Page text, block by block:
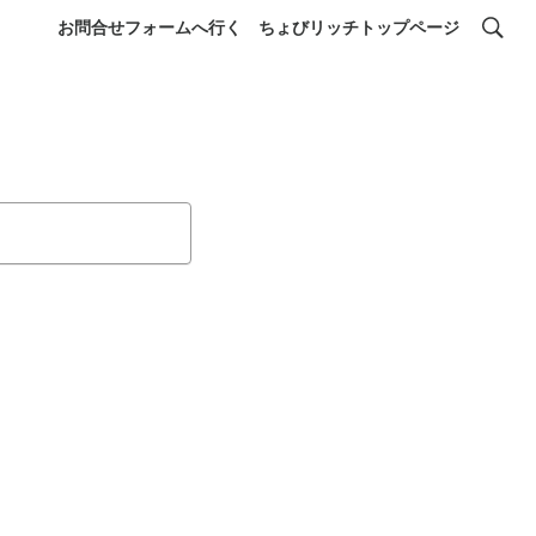
お問合せフォームへ行く ちょびリッチトップページ